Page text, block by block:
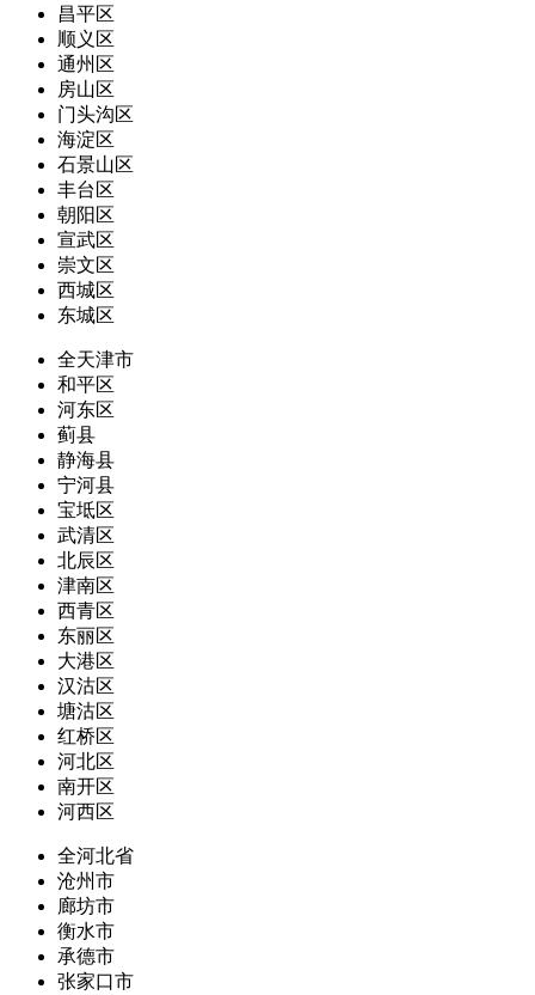
昌平区
顺义区
通州区
房山区
门头沟区
海淀区
石景山区
丰台区
朝阳区
宣武区
崇文区
西城区
东城区
全天津市
和平区
河东区
蓟县
静海县
宁河县
宝坻区
武清区
北辰区
津南区
西青区
东丽区
大港区
汉沽区
塘沽区
红桥区
河北区
南开区
河西区
全河北省
沧州市
廊坊市
衡水市
承德市
张家口市